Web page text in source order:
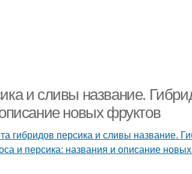
и сливы название.
новых фруктов